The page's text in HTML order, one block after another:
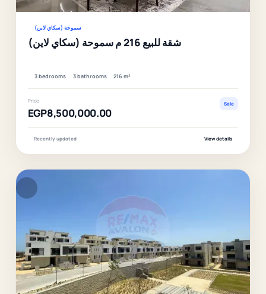
سموحة (سكاي لاين)
شقة للبيع 216 م سموحة (سكاي لاين)
3 bedrooms 3 bathrooms 216 m²
Price
EGP8,500,000.00
Sale
Recently updated View details